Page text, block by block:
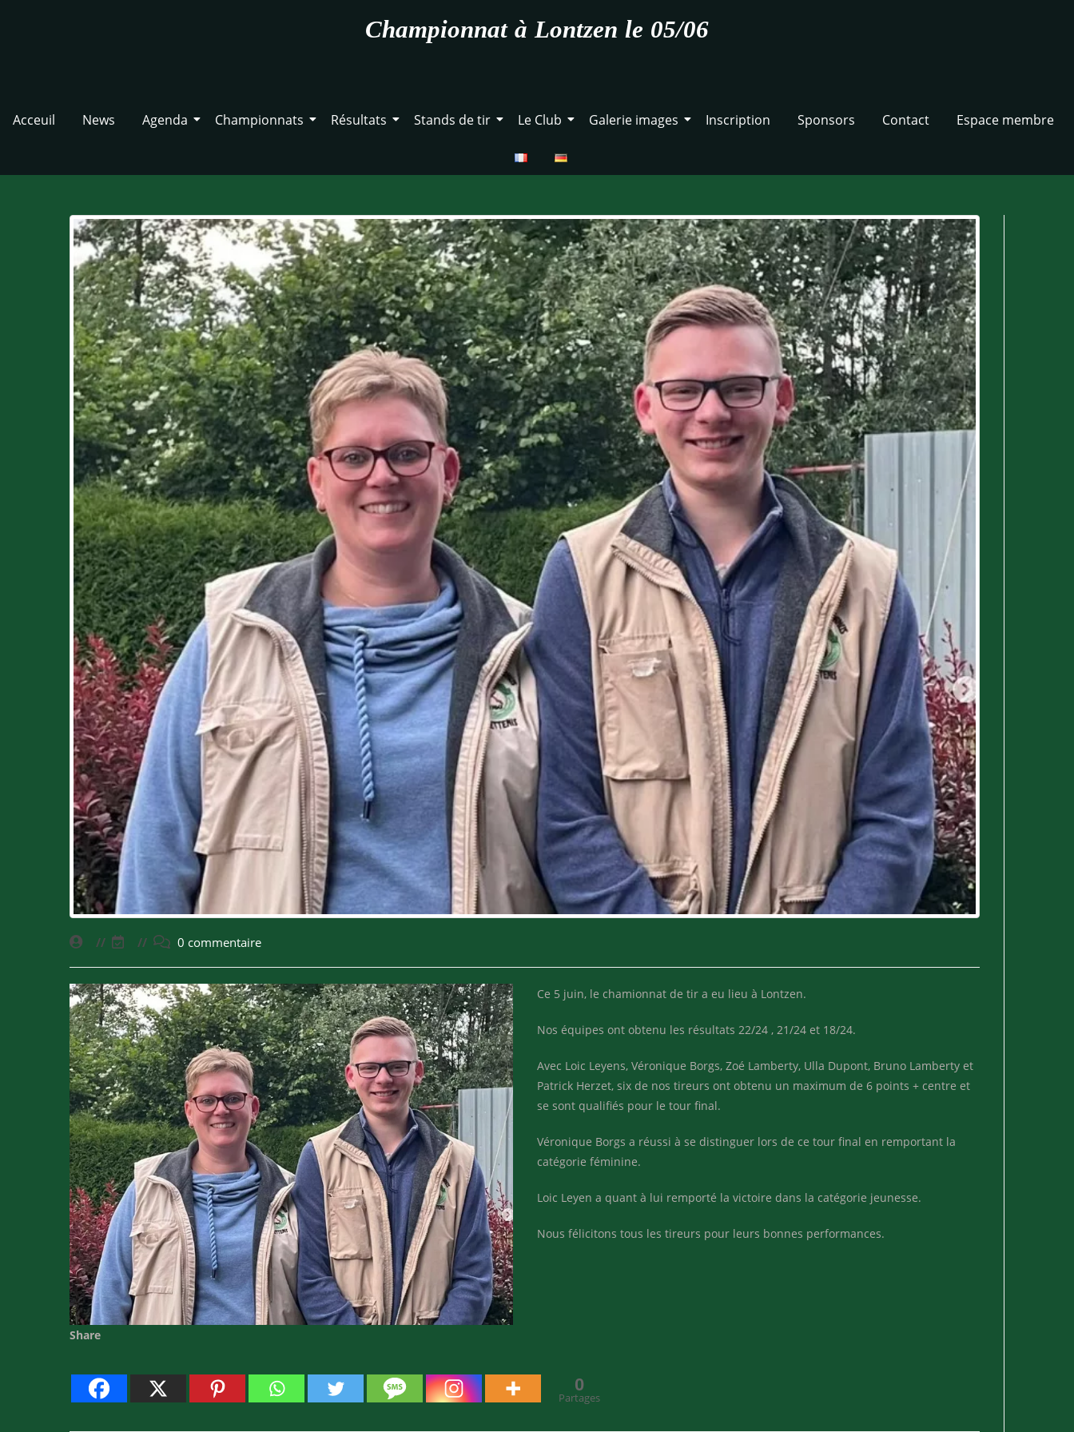
Championnat à Lontzen le 05/06
Acceuil News Agenda Championnats Résultats Stands de tir Le Club Galerie images Inscription Sponsors Contact Espace membre
0 commentaire
Ce 5 juin, le chamionnat de tir a eu lieu à Lontzen.
Nos équipes ont obtenu les résultats 22/24 , 21/24 et 18/24.
Avec Loic Leyens, Véronique Borgs, Zoé Lamberty, Ulla Dupont, Bruno Lamberty et
Patrick Herzet, six de nos tireurs ont obtenu un maximum de 6 points + centre et
se sont qualifiés pour le tour final.
Véronique Borgs a réussi à se distinguer lors de ce tour final en remportant la
catégorie féminine.
Loic Leyen a quant à lui remporté la victoire dans la catégorie jeunesse.
Nous félicitons tous les tireurs pour leurs bonnes performances.
Share
0
Partages